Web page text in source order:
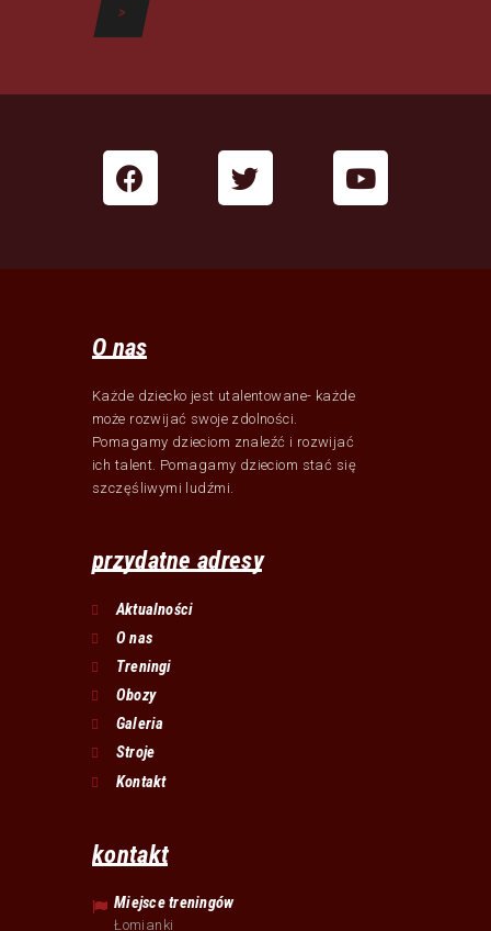
>
O nas
Każde dziecko jest utalentowane- każde
może rozwijać swoje zdolności.
Pomagamy dzieciom znaleźć i rozwijać
ich talent. Pomagamy dzieciom stać się
szczęśliwymi ludźmi.
przydatne adresy
Aktualności
O nas
Treningi
Obozy
Galeria
Stroje
Kontakt
kontakt
Miejsce treningów
Łomianki